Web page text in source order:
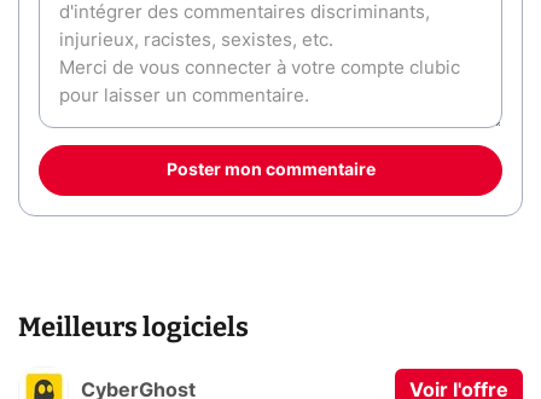
Poster mon commentaire
Meilleurs logiciels
CyberGhost Voir l'offre